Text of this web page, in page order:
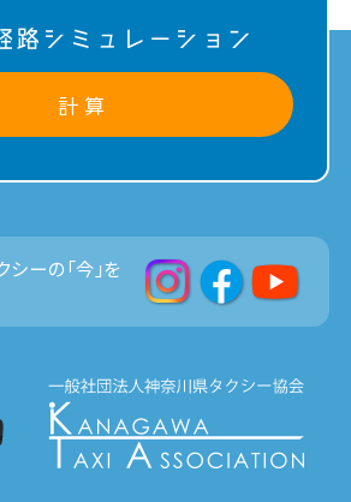
路シミュレーション
計 算
ーの「今」を